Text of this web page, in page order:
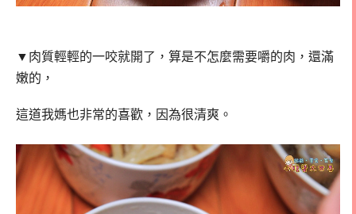
▼肉質輕輕的一咬就開了，算是不怎麼需要嚼的肉，還滿
嫩的，
這道我媽也非常的喜歡，因為很清爽。